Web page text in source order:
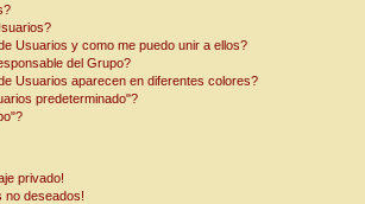
Usuarios y como me puedo unir a ellos?
del Grupo?
Usuarios aparecen en diferentes colores?
predeterminado"?
privado!
no deseados!